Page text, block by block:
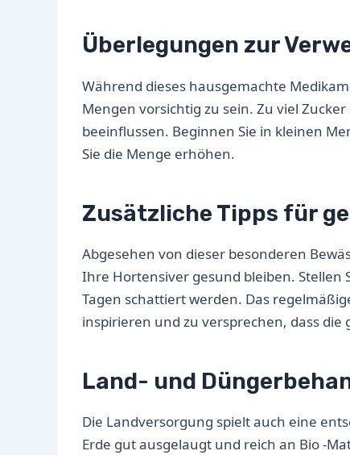
Überlegungen zur
Während dieses hausgemachte
Mengen vorsichtig zu sein. Zu viel
beeinflussen. Beginnen Sie in kleinen
Sie die Menge erhöhen.
Zusätzliche Tipps für
Abgesehen von dieser besonderen
Ihre Hortensiver gesund bleiben. Stellen
Tagen schattiert werden. Das
inspirieren und zu versprechen, dass
Land- und
Die Landversorgung spielt auch eine
Erde gut ausgelaugt und reich an Bio -